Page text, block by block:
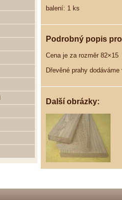
balení: 1 ks
Podrobný popis
Cena je za rozměr 82×15
Dřevěné prahy
Další obrázky: